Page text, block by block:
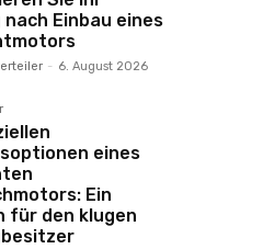
nach Einbau eines
- 6. August 2026
eines
Ein
für den klugen